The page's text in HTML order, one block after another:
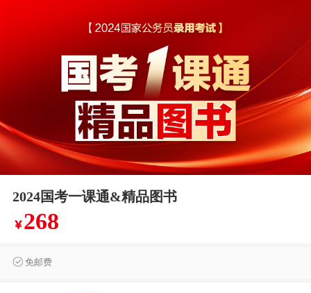
2024国考一课通&精品图书
￥268
免邮费